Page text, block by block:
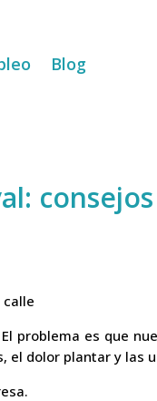
Blog
problema es que
el dolor plantar y las